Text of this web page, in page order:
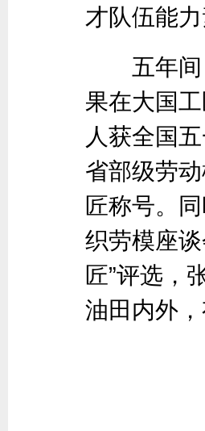
才队伍能
五年间，
果在大国
人获全国
省部级劳
匠称号。
织劳模座
匠”评选，
油田内外